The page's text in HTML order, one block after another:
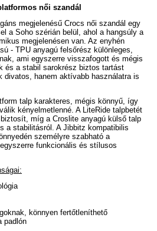
női szandál
megjelenésű Crocs női szandál egy
a Soho szérián belül, ahol a hangsúly a
megjelenésen van. Az enyhén
- TPU anyagú felsőrész különleges,
ami egyszerre visszafogott és mégis
és a stabil sarokrész biztos tartást
divatos, hanem aktívabb használatra is
talp karakteres, mégis könnyű, így
kényelmetlenné. A LiteRide talpbetét
míg a Croslite anyagú külső talp
a stabilitásról. A Jibbitz kompatibilis
személyre szabható a
funkcionális és stílusos
könnyen fertőtleníthető
padlón